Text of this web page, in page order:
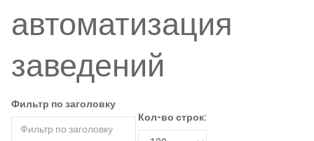
автоматизация
заведений
Фильтр по заголовку
Кол-во строк: